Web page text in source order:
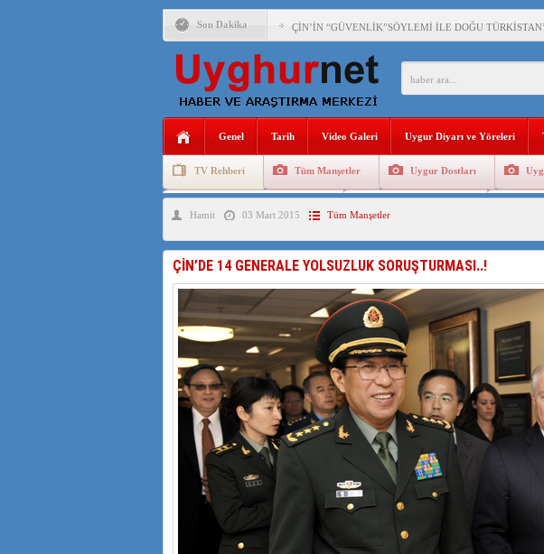
Son Dakika ÇİN’İN “GÜVENLİK”SÖYLEMİ İLE DOĞU
PAKİSTAN,AFGANİSTAN’DA YAŞAYAN
ANAHTAR PARTİ GENEL BAŞKANI AĞIRALİOĞLU :
ÇİN’İN DOĞU TÜRKİSTAN’DAKİ UYGULAMALARI
150 YILDIR KAYNAYAN YARAMIZ : ÇİN İŞGALİNDEKİ
ÇİN’İN UYGUR POLİTİKALARINI ÖVEN DİYANET
ÇİN’İN ANKARA BÜYÜKELÇİSİ JİANG’İN TRABZON
Genel Tarih Video Galeri Uygur Diyarı ve Yöreleri
TV Rehberi Tüm Manşetler Uygur Dostları
Uygurlarda Düğün ve Cenaze
Hamit 03 Mart 2015 Tüm Manşetler
ÇİN’DE 14 GENERALE YOLSUZLUK SORUŞTURMASI..!